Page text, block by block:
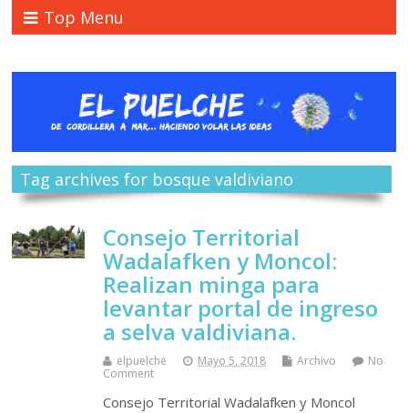
Top Menu
Tag archives for bosque valdiviano
Consejo Territorial
Wadalafken y Moncol:
Realizan minga para
levantar portal de ingreso
a selva valdiviana.
elpuelche Mayo 5, 2018 Archivo
No
Comment
Consejo Territorial Wadalafken y Moncol